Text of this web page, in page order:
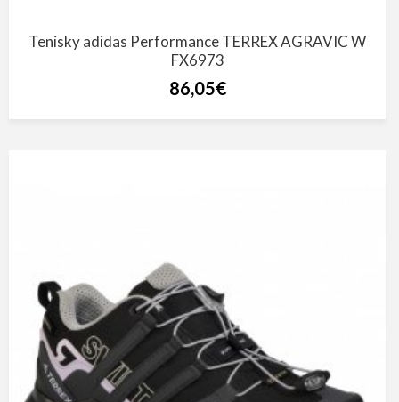
Tenisky adidas Performance TERREX AGRAVIC W
FX6973
86,05€